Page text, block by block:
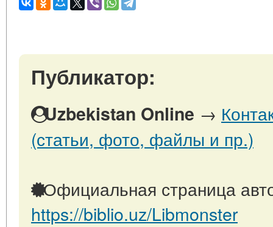
Публикатор:
Uzbekistan Online →
(статьи, фото, файлы и пр.)
Официальная страница
https://biblio.uz/Libmonster